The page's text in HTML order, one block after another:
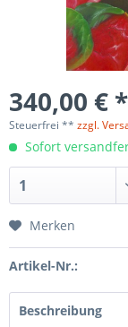
340,00 € *
Steuerfrei ** zzgl.
Sofort
Merken
Artikel-Nr.:
Beschreibung